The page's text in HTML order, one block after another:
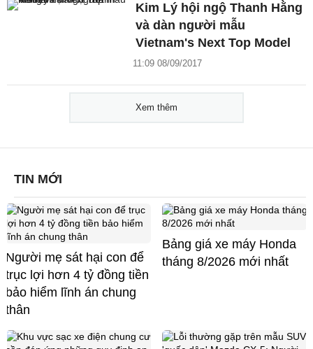
Kim Lý hội ngộ Thanh Hằng
và dàn người mẫu
Vietnam's Next Top Model
11:09 08/09/2017
Xem thêm
TIN MỚI
Người mẹ sát hại con để
trục lợi hơn 4 tỷ đồng tiền
bảo hiểm lĩnh án chung
thân
Bảng giá xe máy Honda
tháng 8/2026 mới nhất